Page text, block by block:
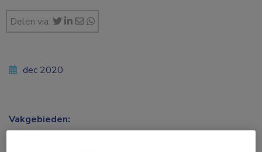
Delen via:
dec 2020
Vakgebieden:
Neurologie